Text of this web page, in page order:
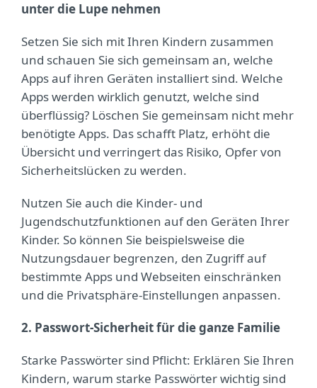
unter die Lupe nehmen
Setzen Sie sich mit Ihren Kindern zusammen
und schauen Sie sich gemeinsam an, welche
Apps auf ihren Geräten installiert sind. Welche
Apps werden wirklich genutzt, welche sind
überflüssig? Löschen Sie gemeinsam nicht mehr
benötigte Apps. Das schafft Platz, erhöht die
Übersicht und verringert das Risiko, Opfer von
Sicherheitslücken zu werden.
Nutzen Sie auch die Kinder- und
Jugendschutzfunktionen auf den Geräten Ihrer
Kinder. So können Sie beispielsweise die
Nutzungsdauer begrenzen, den Zugriff auf
bestimmte Apps und Webseiten einschränken
und die Privatsphäre-Einstellungen anpassen.
2. Passwort-Sicherheit für die ganze Familie
Starke Passwörter sind Pflicht: Erklären Sie Ihren
Kindern, warum starke Passwörter wichtig sind